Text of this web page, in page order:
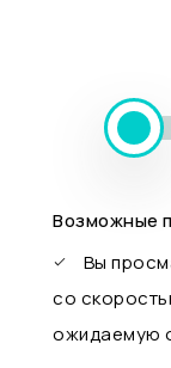
Возможные
Вы
со
ожидаемую